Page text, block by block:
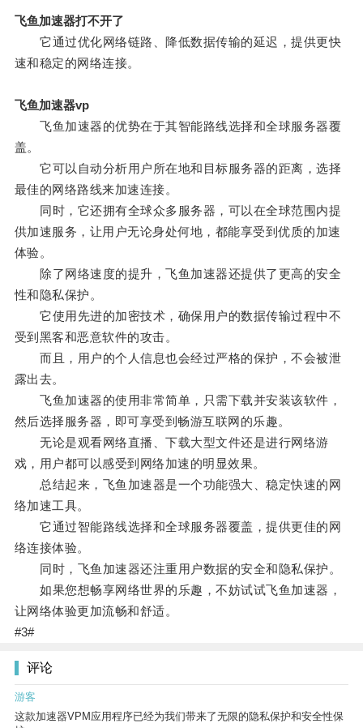
飞鱼加速器打不开了
它通过优化网络链路、降低数据传输的延迟，提供更快
速和稳定的网络连接。
飞鱼加速器vp
飞鱼加速器的优势在于其智能路线选择和全球服务器覆
盖。
它可以自动分析用户所在地和目标服务器的距离，选择
最佳的网络路线来加速连接。
同时，它还拥有全球众多服务器，可以在全球范围内提
供加速服务，让用户无论身处何地，都能享受到优质的加速
体验。
除了网络速度的提升，飞鱼加速器还提供了更高的安全
性和隐私保护。
它使用先进的加密技术，确保用户的数据传输过程中不
受到黑客和恶意软件的攻击。
而且，用户的个人信息也会经过严格的保护，不会被泄
露出去。
飞鱼加速器的使用非常简单，只需下载并安装该软件，
然后选择服务器，即可享受到畅游互联网的乐趣。
无论是观看网络直播、下载大型文件还是进行网络游
戏，用户都可以感受到网络加速的明显效果。
总结起来，飞鱼加速器是一个功能强大、稳定快速的网
络加速工具。
它通过智能路线选择和全球服务器覆盖，提供更佳的网
络连接体验。
同时，飞鱼加速器还注重用户数据的安全和隐私保护。
如果您想畅享网络世界的乐趣，不妨试试飞鱼加速器，
让网络体验更加流畅和舒适。
#3#
评论
游客
这款加速器VPM应用程序已经为我们带来了无限的隐私保护和安全性保